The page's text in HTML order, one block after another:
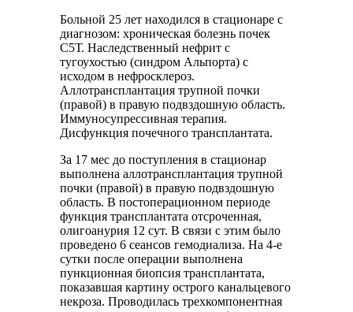
Больной 25 лет находился в стационаре с
диагнозом: хроническая болезнь почек
С5Т. Наследственный нефрит с
тугоухостью (синдром Альпорта) с
исходом в нефросклероз.
Аллотрансплантация трупной почки
(правой) в правую подвздошную область.
Иммуносупрессивная терапия.
Дисфункция почечного трансплантата.
За 17 мес до поступления в стационар
выполнена аллотрансплантация трупной
почки (правой) в правую подвздошную
область. В постоперационном периоде
функция трансплантата отсроченная,
олигоанурия 12 сут. В связи с этим было
проведено 6 сеансов гемодиализа. На 4-е
сутки после операции выполнена
пункционная биопсия трансплантата,
показавшая картину острого канальцевого
некроза. Проводилась трехкомпонентная